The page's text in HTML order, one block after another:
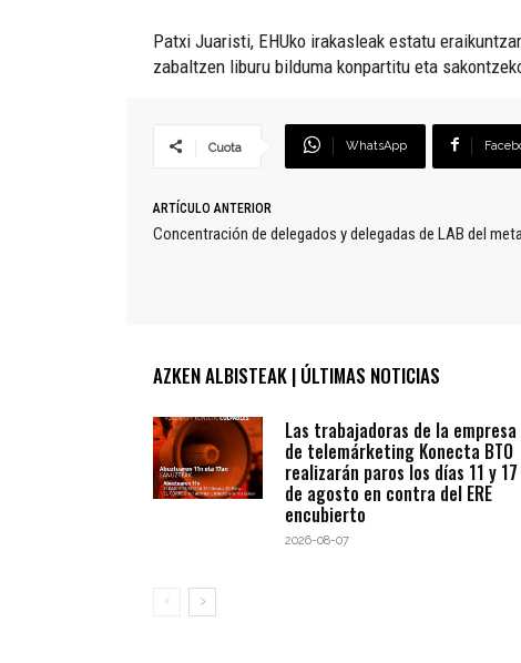
Patxi Juaristi, EHUko irakasleak estatu
zabaltzen liburu bilduma konpartitu eta
Cuota WhatsApp
ARTÍCULO ANTERIOR
Concentración de delegados y delegadas de LAB del
AZKEN ALBISTEAK | ÚLTIMAS NOTICIAS
Las trabajadoras de la empresa
de telemárketing Konecta BTO
realizarán paros los días 11 y 17
de agosto en contra del ERE
encubierto
2026-08-07